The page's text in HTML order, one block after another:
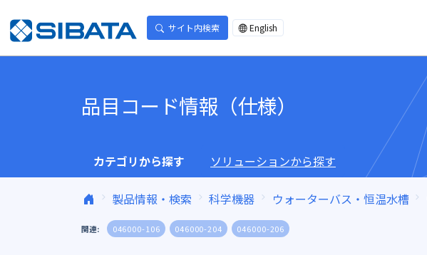
サイト内検索 English
品目コード情報（仕様）
カテゴリから探す ソリューションから探す
製品情報・検索 科学機器 ウォーターバス・恒温水槽
関連: 046000-106 046000-204 046000-206